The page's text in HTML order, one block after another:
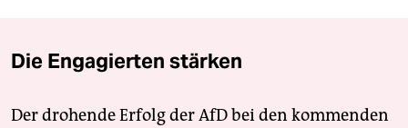
Die Engagierten stärken
Der drohende Erfolg der AfD bei den kommenden